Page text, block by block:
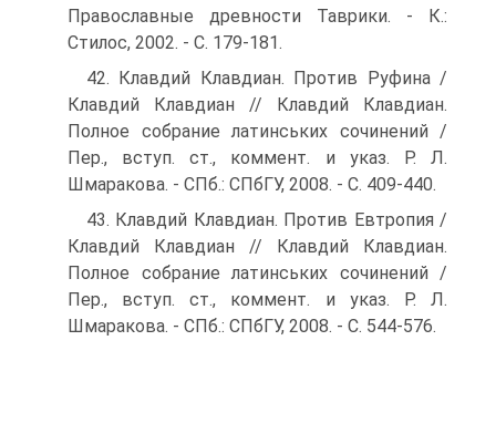
Православные древности Таврики. - К.:
Стилос, 2002. - С. 179-181.
42. Клавдий Клавдиан. Против Руфина /
Клавдий Клавдиан // Клавдий Клавдиан.
Полное собрание латинських сочинений /
Пер., вступ. ст., коммент. и указ. Р. Л.
Шмаракова. - СПб.: СПбГУ, 2008. - С. 409-440.
43. Клавдий Клавдиан. Против Евтропия /
Клавдий Клавдиан // Клавдий Клавдиан.
Полное собрание латинських сочинений /
Пер., вступ. ст., коммент. и указ. Р. Л.
Шмаракова. - СПб.: СПбГУ, 2008. - С. 544-576.